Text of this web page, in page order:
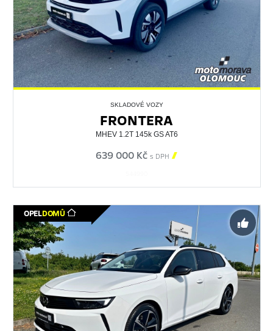
SKLADOVÉ VOZY
FRONTERA
MHEV 1.2T 145k GS AT6
639 000 Kč s DPH 
OPELDOMŮ